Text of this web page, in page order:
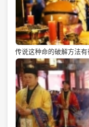
传说这种命的破解方法